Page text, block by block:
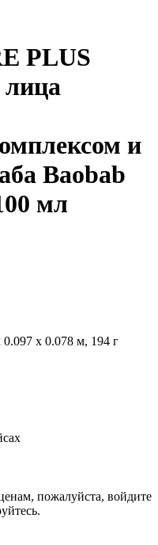
PLUS
и
Baobab
мл
0.097 x 0.078 м, 194 г
пожалуйста, войдите